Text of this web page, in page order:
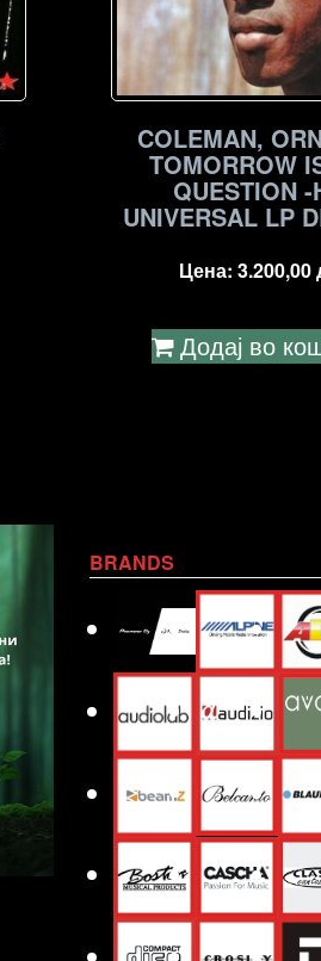
COLEMAN,
TOMORROW
QUESTION -
UNIVERSAL LP
Цена: 3.200,00
Додај во
BRANDS